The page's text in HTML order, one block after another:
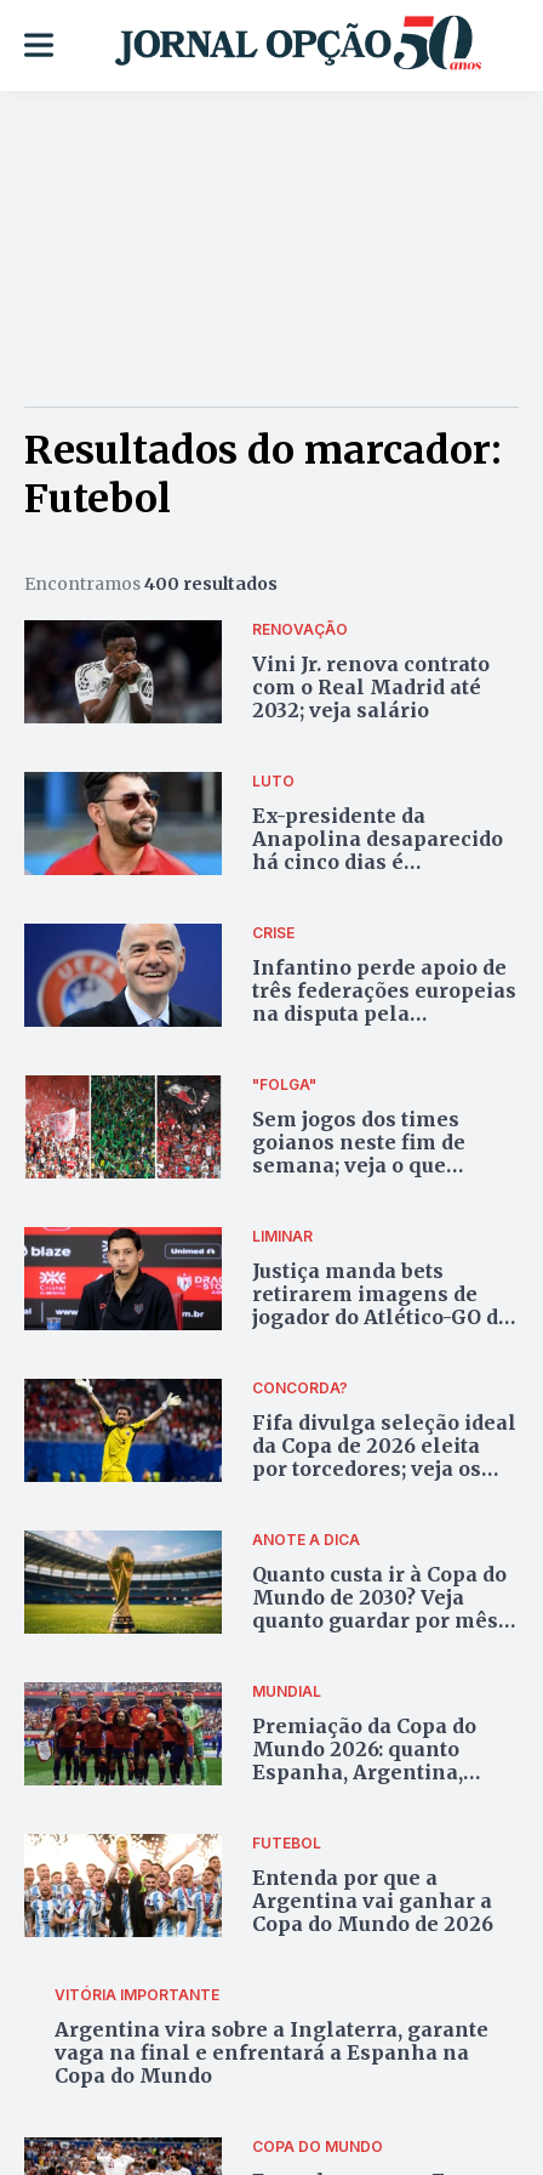
Resultados do marcador:
Futebol
Encontramos400 resultados
RENOVAÇÃO
Vini Jr. renova contrato
com o Real Madrid até
2032; veja salário
LUTO
Ex-presidente da
Anapolina desaparecido
há cinco dias é
CRISE
Infantino perde apoio de
três federações europeias
na disputa pela
"FOLGA"
Sem jogos dos times
goianos neste fim de
semana; veja o que
LIMINAR
Justiça manda bets
retirarem imagens de
jogador do Atlético-GO de
CONCORDA?
Fifa divulga seleção ideal
da Copa de 2026 eleita
por torcedores; veja os
ANOTE A DICA
Quanto custa ir à Copa do
Mundo de 2030? Veja
quanto guardar por mês
MUNDIAL
Premiação da Copa do
Mundo 2026: quanto
Espanha, Argentina,
FUTEBOL
Entenda por que a
Argentina vai ganhar a
Copa do Mundo de 2026
VITÓRIA IMPORTANTE
Argentina vira sobre a Inglaterra, garante
vaga na final e enfrentará a Espanha na
Copa do Mundo
COPA DO MUNDO